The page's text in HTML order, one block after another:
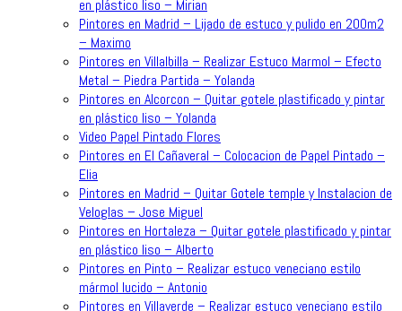
en plástico liso – Mirian
Pintores en Madrid – Lijado de estuco y pulido en 200m2
– Maximo
Pintores en Villalbilla – Realizar Estuco Marmol – Efecto
Metal – Piedra Partida – Yolanda
Pintores en Alcorcon – Quitar gotele plastificado y pintar
en plástico liso – Yolanda
Video Papel Pintado Flores
Pintores en El Cañaveral – Colocacion de Papel Pintado –
Elia
Pintores en Madrid – Quitar Gotele temple y Instalacion de
Veloglas – Jose Miguel
Pintores en Hortaleza – Quitar gotele plastificado y pintar
en plástico liso – Alberto
Pintores en Pinto – Realizar estuco veneciano estilo
mármol lucido – Antonio
Pintores en Villaverde – Realizar estuco veneciano estilo